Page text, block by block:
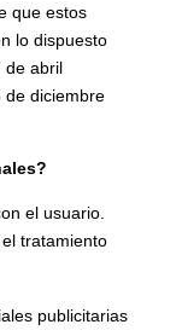
que estos
lo dispuesto
de abril
de diciembre
el usuario.
tratamiento
publicitarias